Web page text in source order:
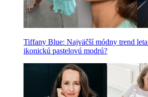
Tiffany Blue: Najväčší módny trend
ikonickú pastelovú modrú?